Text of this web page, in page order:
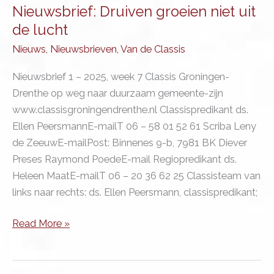
Nieuwsbrief: Druiven groeien niet uit
de lucht
Nieuws, Nieuwsbrieven, Van de Classis
Nieuwsbrief 1 – 2025, week 7 Classis Groningen-
Drenthe op weg naar duurzaam gemeente-zijn
www.classisgroningendrenthe.nl Classispredikant ds.
Ellen PeersmannE-mailT 06 – 58 01 52 61 Scriba Leny
de ZeeuwE-mailPost: Binnenes 9-b, 7981 BK Diever
Preses Raymond PoedeE-mail Regiopredikant ds.
Heleen MaatE-mailT 06 – 20 36 62 25 Classisteam van
links naar rechts: ds. Ellen Peersmann, classispredikant;
Nieuwsbrief:
Read More »